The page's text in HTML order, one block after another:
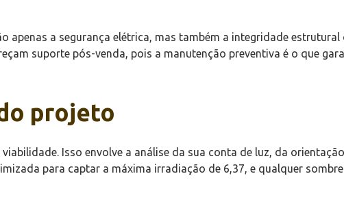
a segurança elétrica, mas também a integridade
suporte pós-venda, pois a manutenção preventiva é o que
projeto
Isso envolve a análise da sua conta de luz, da
para captar a máxima irradiação de 6,37, e qualquer